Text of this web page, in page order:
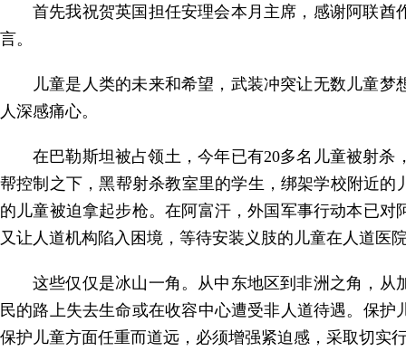
首先我祝贺英国担任安理会本月主席，感谢阿联
言。
儿童是人类的未来和希望，武装冲突让无数儿童
人深感痛心。
在巴勒斯坦被占领土，今年已有20多名儿童被射
帮控制之下，黑帮射杀教室里的学生，绑架学校附近
的儿童被迫拿起步枪。在阿富汗，外国军事行动本已
又让人道机构陷入困境，等待安装义肢的儿童在人道医
这些仅仅是冰山一角。从中东地区到非洲之角，
民的路上失去生命或在收容中心遭受非人道待遇。保
保护儿童方面任重而道远，必须增强紧迫感，采取切实